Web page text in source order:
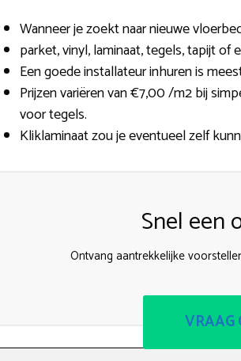
Wanneer je zoekt naar nieuwe
parket, vinyl, laminaat, tegels, tapijt
Een goede installateur inhuren is
Prijzen variëren van €7,00 /m2 bij
voor tegels.
Kliklaminaat zou je eventueel zelf
Snel een
Ontvang aantrekkelijke
VRAAG